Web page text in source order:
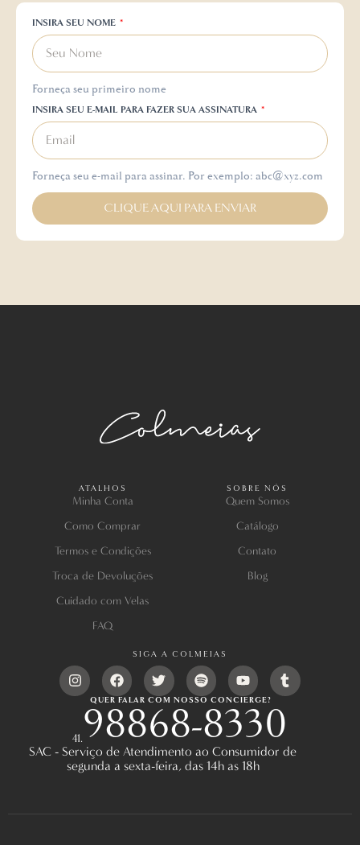
INSIRA SEU NOME
Forneça seu primeiro nome
INSIRA SEU E-MAIL PARA FAZER SUA ASSINATURA
Forneça seu e-mail para assinar. Por exemplo: abc@xyz.com
CLIQUE AQUI PARA ENVIAR
SOBRE NÓS
Quem Somos
Catálogo
Contato
Blog
ATALHOS
Minha Conta
Como Comprar
Termos e Condições
Troca de Devoluções
Cuidado com Velas
FAQ
QUER FALAR COM NOSSO CONCIERGE?
41.98868-8330
SAC - Serviço de Atendimento ao Consumidor de
segunda a sexta-feira, das 14h as 18h
SIGA A COLMEIAS